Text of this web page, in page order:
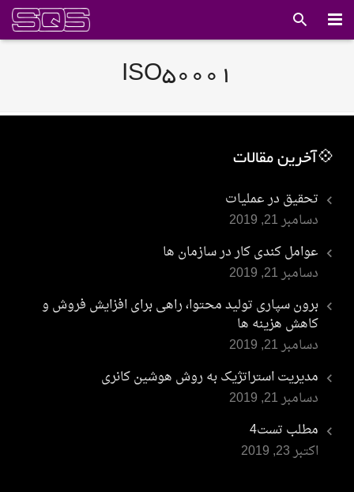
مقالات
لینک های مفید
دانلود استانداردها
تماس با ما
ISO50001
💠آخرین مقالات
تحقیق در عملیات
دسامبر 21, 2019
عوامل کندی کار در سازمان ها
دسامبر 21, 2019
برون سپاری تولید محتوا، راهی برای افزایش فروش و
کاهش هزینه ها
دسامبر 21, 2019
مدیریت استراتژیک به روش هوشین کانری
دسامبر 21, 2019
مطلب تست4
اکتبر 23, 2019